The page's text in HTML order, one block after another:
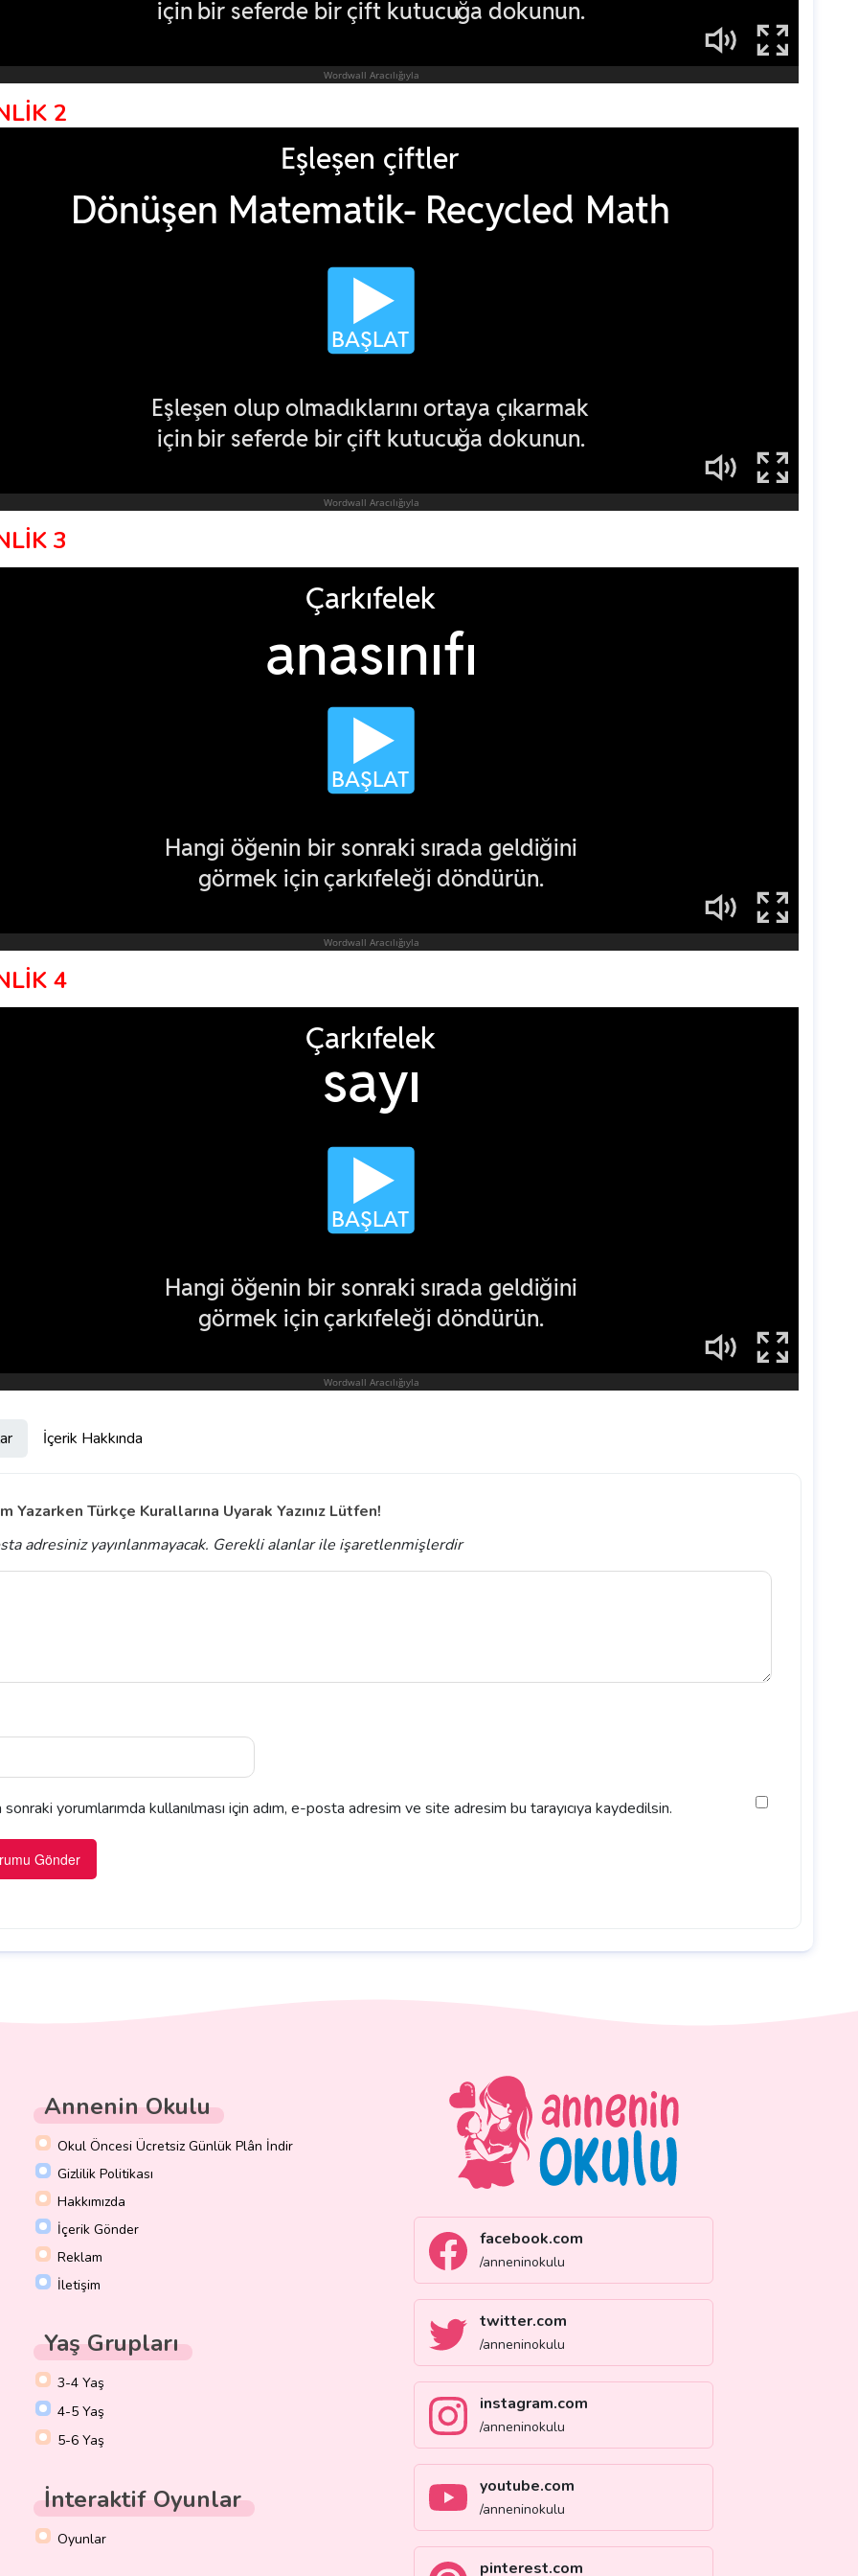
2
3
4
İçerik Hakkında
Yazarken Türkçe Kurallarına Uyarak Yazınız Lütfen!
adresiniz yayınlanmayacak. Gerekli alanlarile işaretlenmişlerdir
sonraki yorumlarımda kullanılması için adım, e-posta adresim ve site adresim bu tarayıcıya kaydedilsin.
Annenin Okulu
Okul Öncesi Ücretsiz Günlük Plân İndir
Gizlilik Politikası
Hakkımızda
İçerik Gönder
Reklam
İletişim
Yaş Grupları
3-4 Yaş
4-5 Yaş
5-6 Yaş
İnteraktif Oyunlar
Oyunlar
facebook.com
/anneninokulu
twitter.com
/anneninokulu
instagram.com
/anneninokulu
youtube.com
/anneninokulu
pinterest.com